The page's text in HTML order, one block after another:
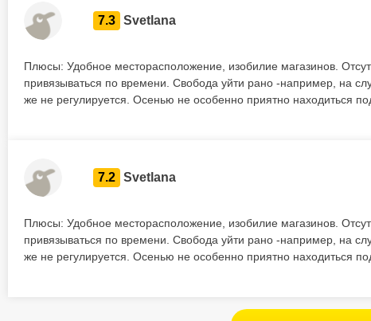
7.3 Svetlana
Плюсы: Удобное месторасположение, изобилие магазинов.
привязываться по времени. Свобода уйти рано -например, на
же не регулируется. Осенью не особенно приятно находиться
7.2 Svetlana
Плюсы: Удобное месторасположение, изобилие магазинов.
привязываться по времени. Свобода уйти рано -например, на
же не регулируется. Осенью не особенно приятно находиться